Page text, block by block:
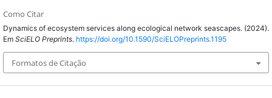
Como Citar
Dynamics of ecosystem services along ecological network seascapes. (2024).
Em SciELO Preprints. https://doi.org/10.1590/SciELOPreprints.1195
Formatos de Citação